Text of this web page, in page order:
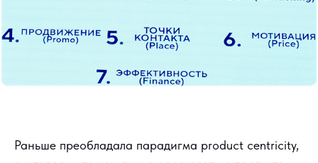
Раньше преобладала парадигма product centricity,